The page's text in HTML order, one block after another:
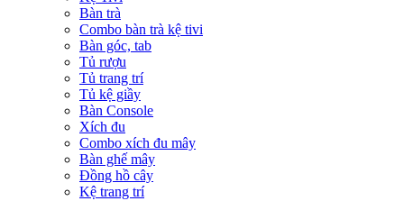
Bàn trà
Combo bàn trà kệ tivi
Bàn góc, tab
Tủ rượu
Tủ trang trí
Tủ kệ giầy
Bàn Console
Xích đu
Combo xích đu mây
Bàn ghế mây
Đồng hồ cây
Kệ trang trí